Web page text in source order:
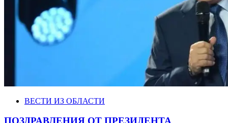
ВЕСТИ ИЗ ОБЛАСТИ
ПОЗДРАВЛЕНИЯ ОТ ПРЕЗИДЕНТА